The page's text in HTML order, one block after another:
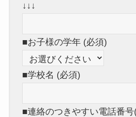
↓↓↓
■お子様の学年 (必須)
■学校名 (必須)
■連絡のつきやすい電話番号